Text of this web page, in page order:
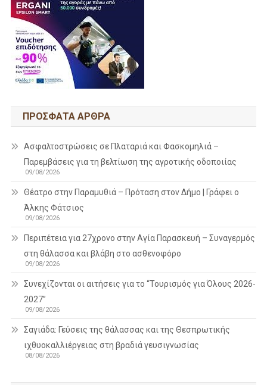
ΠΡΌΣΦΑΤΑ ΆΡΘΡΑ
Ασφαλτοστρώσεις σε Πλαταριά και Φασκομηλιά –
Παρεμβάσεις για τη βελτίωση της αγροτικής οδοποιίας
09/08/2026
Θέατρο στην Παραμυθιά – Πρόταση στον Δήμο | Γράφει ο
Άλκης Φάτσιος
09/08/2026
Περιπέτεια για 27χρονο στην Αγία Παρασκευή – Συναγερμός
στη θάλασσα και βλάβη στο ασθενοφόρο
09/08/2026
Συνεχίζονται οι αιτήσεις για το “Τουρισμός για Όλους 2026-
2027”
09/08/2026
Σαγιάδα: Γεύσεις της θάλασσας και της Θεσπρωτικής
ιχθυοκαλλιέργειας στη βραδιά γευσιγνωσίας
08/08/2026